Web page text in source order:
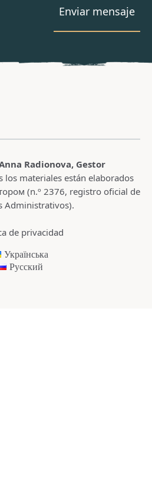
Radionova, Gestor
los materiales están elaborados
(n.º 2376, registro oficial de
Administrativos).
de privacidad
Українська
Русский